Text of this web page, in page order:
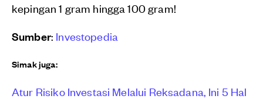
kepingan 1 gram hingga 100 gram!
Sumber: Investopedia
Simak juga:
Atur Risiko Investasi Melalui Reksadana, Ini 5 Hal